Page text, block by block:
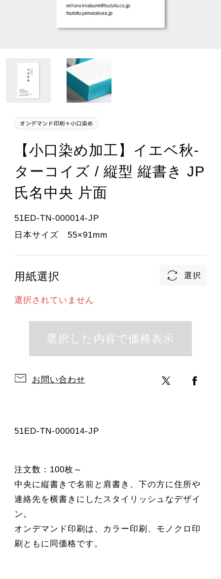
【小口染め加工】イエベ秋-
ターコイズ / 縦型 縦書き JP
氏名中央 片面
51ED-TN-000014-JP
日本サイズ 55×91mm
用紙選択
選択されていません
お問い合わせ
51ED-TN-000014-JP
注文数：100枚～
中央に縦書きで名前と肩書き、下の方に住所や
連絡先を横書きにしたスタイリッシュなデザイ
ン。
オンデマンド印刷は、カラー印刷、モノクロ印
刷ともに同価格です。